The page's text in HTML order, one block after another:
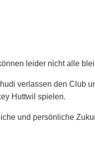
leider nicht alle
verlassen den Club
Huttwil spielen.
und persönliche